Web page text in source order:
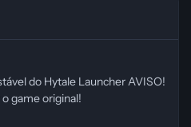
do Hytale Launcher AVISO!
game original!